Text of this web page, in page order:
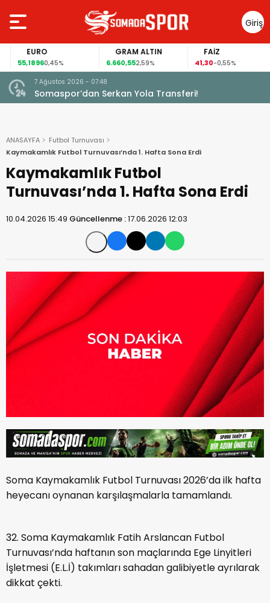
Giriş
Yap
EURO
55,18960,45%
GRAM ALTIN
6.660,552,59%
FAİZ
41,30-0,55%
7 Ağustos 2026 - 07:48
Somaspor’dan Serkan Yola Transferi!
ANASAYFA
Futbol Turnuvası
Kaymakamlık Futbol Turnuvası’nda 1. Hafta Sona Erdi
Kaymakamlık Futbol
Turnuvası’nda 1. Hafta Sona Erdi
10.04.2026 15:49 Güncellenme :17.06.2026 12:03
Soma Kaymakamlık Futbol Turnuvası 2026’da ilk hafta
heyecanı oynanan karşılaşmalarla tamamlandı.
32. Soma Kaymakamlık Fatih Arslancan Futbol
Turnuvası’nda haftanın son maçlarında Ege Linyitleri
İşletmesi (E.L.İ) takımları sahadan galibiyetle ayrılarak
dikkat çekti.